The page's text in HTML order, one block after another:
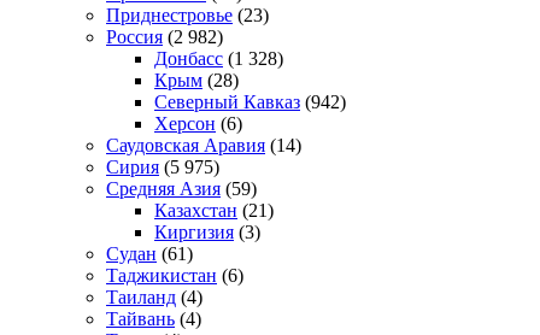
Приднестровье (23)
Россия (2 982)
Донбасс (1 328)
Крым (28)
Северный Кавказ (942)
Херсон (6)
Саудовская Аравия (14)
Сирия (5 975)
Средняя Азия (59)
Казахстан (21)
Киргизия (3)
Судан (61)
Таджикистан (6)
Таиланд (4)
Тайвань (4)